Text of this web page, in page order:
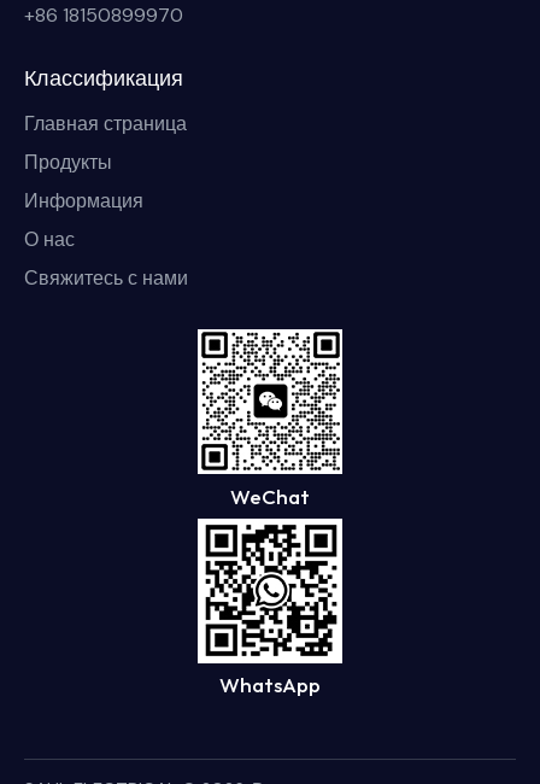
+86 18150899970
Классификация
Главная страница
Продукты
Информация
О нас
Свяжитесь с нами
WeChat
WhatsApp